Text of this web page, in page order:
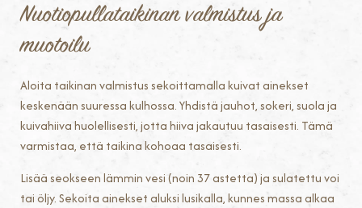
Nuotiopullataikinan valmistus ja
muotoilu
Aloita taikinan valmistus sekoittamalla kuivat ainekset
keskenään suuressa kulhossa. Yhdistä jauhot, sokeri, suola ja
kuivahiiva huolellisesti, jotta hiiva jakautuu tasaisesti. Tämä
varmistaa, että taikina kohoaa tasaisesti.
Lisää seokseen lämmin vesi (noin 37 astetta) ja sulatettu voi
tai öljy. Sekoita ainekset aluksi lusikalla, kunnes massa alkaa